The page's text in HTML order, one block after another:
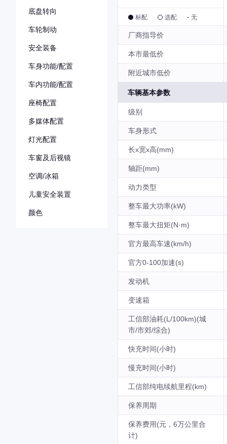
底盘转向
车轮制动
安全装备
车身功能/配置
车内功能/配置
座椅配置
多媒体配置
灯光配置
车窗及后视镜
空调/冰箱
儿童安全装置
颜色
标配 选配 - 无
厂商指导价
本市最低价
附近城市低价
车辆基本参数
级别
车身形式
长x宽x高(mm)
轴距(mm)
动力类型
整车最大功率(kW)
整车最大扭矩(N·m)
官方最高车速(km/h)
官方0-100加速(s)
发动机
变速箱
工信部油耗(L/100km)(城
市/市郊/综合)
快充时间(小时)
慢充时间(小时)
工信部纯电续航里程(km)
保养周期
保养费用(元，6万公里合
计)